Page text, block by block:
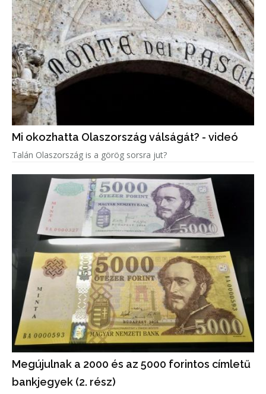
Mi okozhatta Olaszország válságát? - videó
Talán Olaszország is a görög sorsra jut?
Megújulnak a 2000 és az 5000 forintos címletű
bankjegyek (2. rész)